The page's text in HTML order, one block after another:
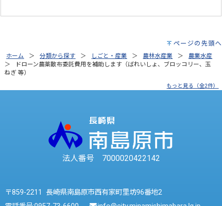
ページの先頭へ
ホーム 分類から探す しごと・産業 農林水産業
農業水産
ドローン農薬散布委託費用を補助します（ばれいしょ、ブロッコリー、玉
ねぎ 等）
もっと見る（全2件）
法人番号 7000020422142
〒859-2211 長崎県南島原市西有家町里坊96番地2